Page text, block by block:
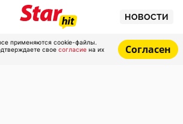
НОВОСТИ
применяются cookie-файлы.
свое согласие на их
Согласен